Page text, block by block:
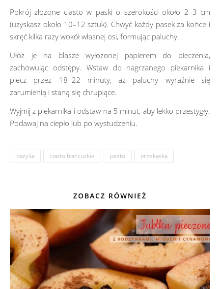
Pokrój złożone ciasto w paski o szerokości około 2–3 cm
(uzyskasz około 10–12 sztuk). Chwyć każdy pasek za końce i
skręć kilka razy wokół własnej osi, formując paluchy.
Ułóż je na blasze wyłożonej papierem do pieczenia,
zachowując odstępy. Wstaw do nagrzanego piekarnika i
piecz przez 18–22 minuty, aż paluchy wyraźnie się
zarumienią i staną się chrupiące.
Wyjmij z piekarnika i odstaw na 5 minut, aby lekko przestygły.
Podawaj na ciepło lub po wystudzeniu.
bazylia ciasto francuskie pesto przekąska
ZOBACZ RÓWNIEŻ